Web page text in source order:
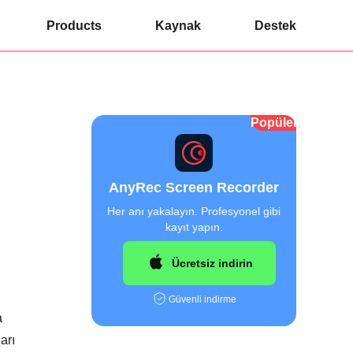
Products Kaynak Destek
Popüler
AnyRec Screen Recorder
Her anı yakalayın. Profesyonel gibi
kayıt yapın.
Ücretsiz indirin
Güvenli indirme